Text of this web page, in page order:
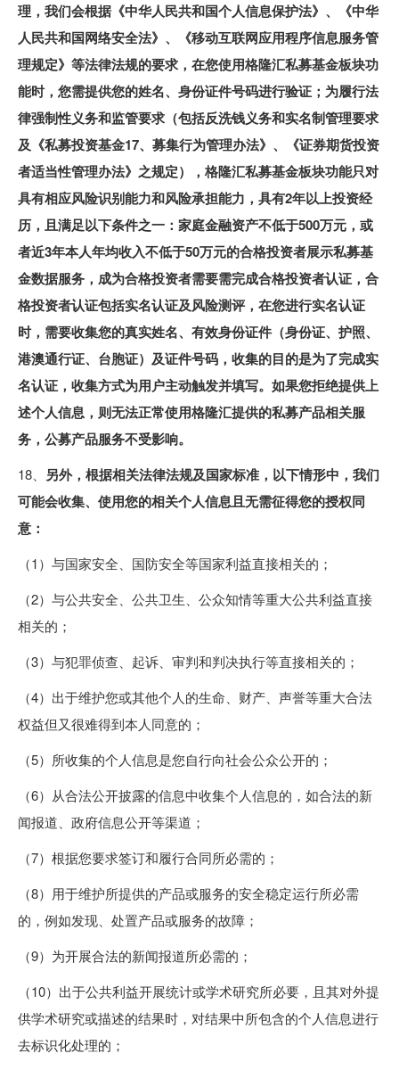
理，我们会根据《中华人民共和国个人信息保护法》、《中华
人民共和国网络安全法》、《移动互联网应用程序信息服务管
理规定》等法律法规的要求，在您使用格隆汇私募基金板块功
能时，您需提供您的姓名、身份证件号码进行验证；为履行法
律强制性义务和监管要求（包括反洗钱义务和实名制管理要求
及《私募投资基金17、募集行为管理办法》、《证券期货投资
者适当性管理办法》之规定），格隆汇私募基金板块功能只对
具有相应风险识别能力和风险承担能力，具有2年以上投资经
历，且满足以下条件之一：家庭金融资产不低于500万元，或
者近3年本人年均收入不低于50万元的合格投资者展示私募基
金数据服务，成为合格投资者需要需完成合格投资者认证，合
格投资者认证包括实名认证及风险测评，在您进行实名认证
时，需要收集您的真实姓名、有效身份证件（身份证、护照、
港澳通行证、台胞证）及证件号码，收集的目的是为了完成实
名认证，收集方式为用户主动触发并填写。如果您拒绝提供上
述个人信息，则无法正常使用格隆汇提供的私募产品相关服
务，公募产品服务不受影响。
18、 另外，根据相关法律法规及国家标准，以下情形中，我们
可能会收集、使用您的相关个人信息且无需征得您的授权同
意：
（1）与国家安全、国防安全等国家利益直接相关的；
（2）与公共安全、公共卫生、公众知情等重大公共利益直接
相关的；
（3）与犯罪侦查、起诉、审判和判决执行等直接相关的；
（4）出于维护您或其他个人的生命、财产、声誉等重大合法
权益但又很难得到本人同意的；
（5）所收集的个人信息是您自行向社会公众公开的；
（6）从合法公开披露的信息中收集个人信息的，如合法的新
闻报道、政府信息公开等渠道；
（7）根据您要求签订和履行合同所必需的；
（8）用于维护所提供的产品或服务的安全稳定运行所必需
的，例如发现、处置产品或服务的故障；
（9）为开展合法的新闻报道所必需的；
（10）出于公共利益开展统计或学术研究所必要，且其对外提
供学术研究或描述的结果时，对结果中所包含的个人信息进行
去标识化处理的；